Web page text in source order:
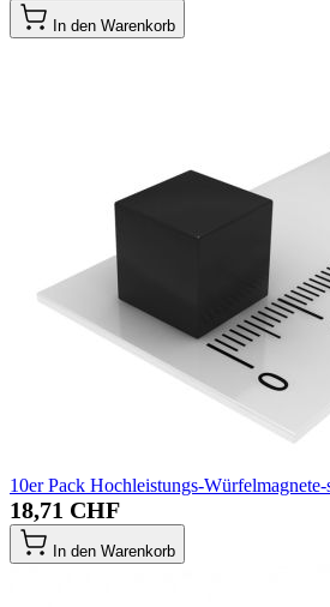
In den Warenkorb
10er Pack Hochleistungs-
18,71 CHF
In den Warenkorb